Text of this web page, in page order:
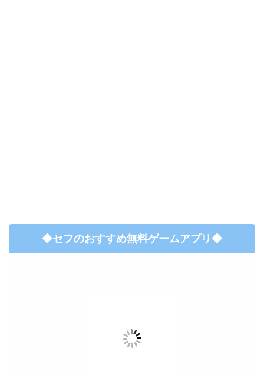
◆セフのおすすめ無料ゲームアプリ◆